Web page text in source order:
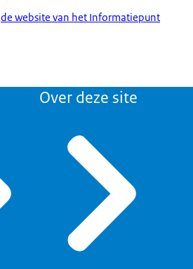
de website van het Informatiepunt
Over deze site